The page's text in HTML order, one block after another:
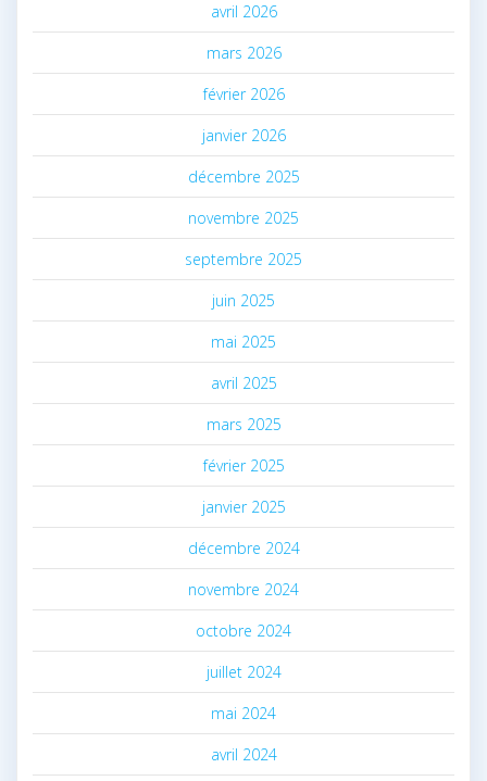
avril 2026
mars 2026
février 2026
janvier 2026
décembre 2025
novembre 2025
septembre 2025
juin 2025
mai 2025
avril 2025
mars 2025
février 2025
janvier 2025
décembre 2024
novembre 2024
octobre 2024
juillet 2024
mai 2024
avril 2024